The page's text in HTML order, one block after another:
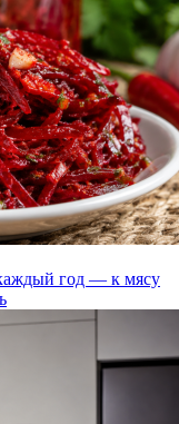
год — к мясу